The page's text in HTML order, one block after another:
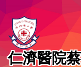
仁濟醫院